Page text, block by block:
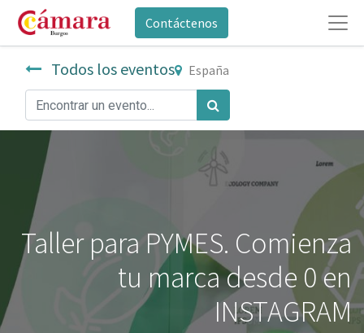
Contáctenos
Todos los eventos España
Taller para PYMES. Comienza
tu marca desde 0 en
INSTAGRAM